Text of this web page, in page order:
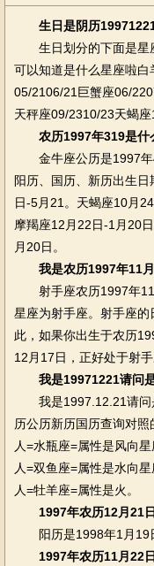
生日是阴历
生日划分的下面是星
可以知道是什么星座啦
05/2106/21巨蟹座06/
天秤座09/2310/23天蝎
农历1997年319是什
金牛座公历是1997年4
阳历、国历、新历出生
日-5月21。天蝎座10月
摩羯座12月22日-1月20
月20日。
我是农历1997年11
射手座农历1997年11
星座为射手座。射手座
此，如果你出生于农历
12月17日，正好处于射手
我是19971221请问
我是1997.12.21请问
历公历新历国历查询对
人=水瓶座=属性是风向
人=双鱼座=属性是水向
人=牡羊座=属性是火。
1997年农历12月21
阳历是1998年1月19
1997年农历11月22